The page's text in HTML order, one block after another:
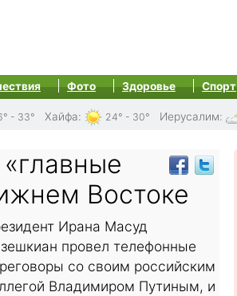
Фото Здоровье Спорт
- 33° Хайфа: 24° - 30° Иерусалим:
Востоке
Ирана Масуд
провел телефонные
со своим российским
Владимиром Путиным, и